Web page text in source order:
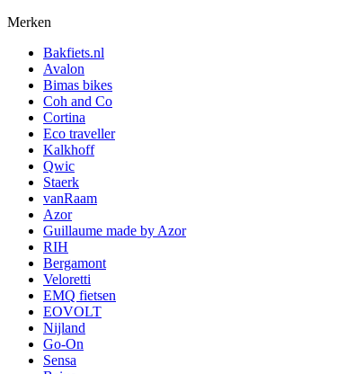
Merken
Bakfiets.nl
Avalon
Bimas bikes
Coh and Co
Cortina
Eco traveller
Kalkhoff
Qwic
Staerk
vanRaam
Azor
Guillaume made by Azor
RIH
Bergamont
Veloretti
EMQ fietsen
EOVOLT
Nijland
Go-On
Sensa